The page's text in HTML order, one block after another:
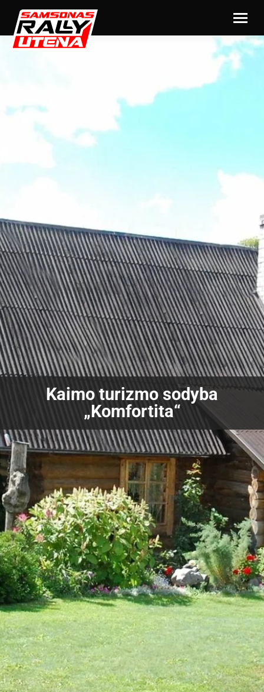
Kaimo turizmo sodyba
„Komfortita“